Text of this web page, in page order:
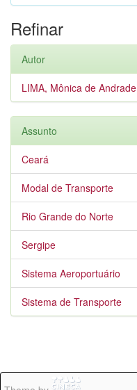
Refinar
Autor
LIMA, Mônica de Andrade
Assunto
Ceará
Modal de Transporte
Rio Grande do Norte
Sergipe
Sistema Aeroportuário
Sistema de Transporte